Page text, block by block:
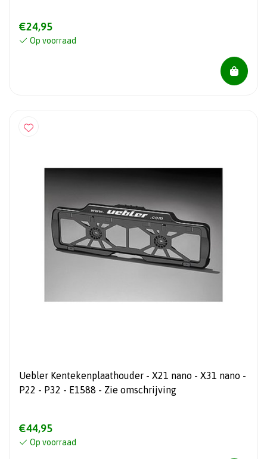
€24,95
Op voorraad
Uebler Kentekenplaathouder - X21 nano - X31 nano -
P22 - P32 - E1588 - Zie omschrijving
€44,95
Op voorraad